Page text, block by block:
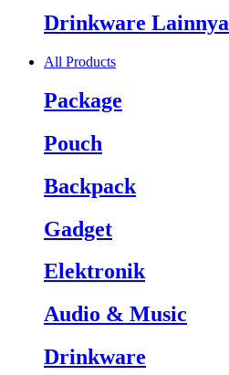
Drinkware Lainnya
All Products
Package
Pouch
Backpack
Gadget
Elektronik
Audio & Music
Drinkware